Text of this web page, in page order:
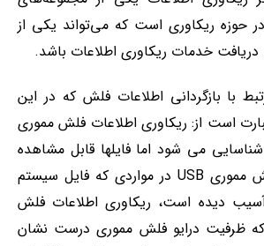
ریکاوری است که می‌تواند یکی از
خدمات ریکاوری اطلاعات باشد.
با بازگردانی اطلاعات فلش که در این
است از: ریکاوری اطلاعات فلش مموری
می شود اما فایلها قابل مشاهده
نیست، ریکاوری فلش مموری USB در مواردی که فایل سیستم
دیده است، ریکاوری اطلاعات فلش
ظرفیت درایو فلش مموری درست نشان